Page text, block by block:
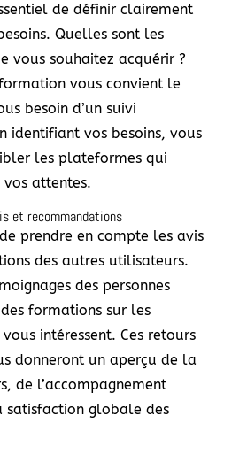
de définir clairement
Quelles sont les
vous souhaitez acquérir ?
vous convient le
besoin d’un suivi
identifiant vos besoins, vous
les plateformes qui
attentes.
et recommandations
prendre en compte les avis
des autres utilisateurs.
des personnes
formations sur les
intéressent. Ces retours
donneront un aperçu de la
de l’accompagnement
satisfaction globale des